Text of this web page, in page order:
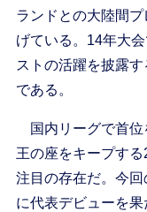
ランドとの大陸間
げている。14年大
ストの活躍を披露
である。
国内リーグで首位
王の座をキープす
注目の存在だ。今
に代表デビューを